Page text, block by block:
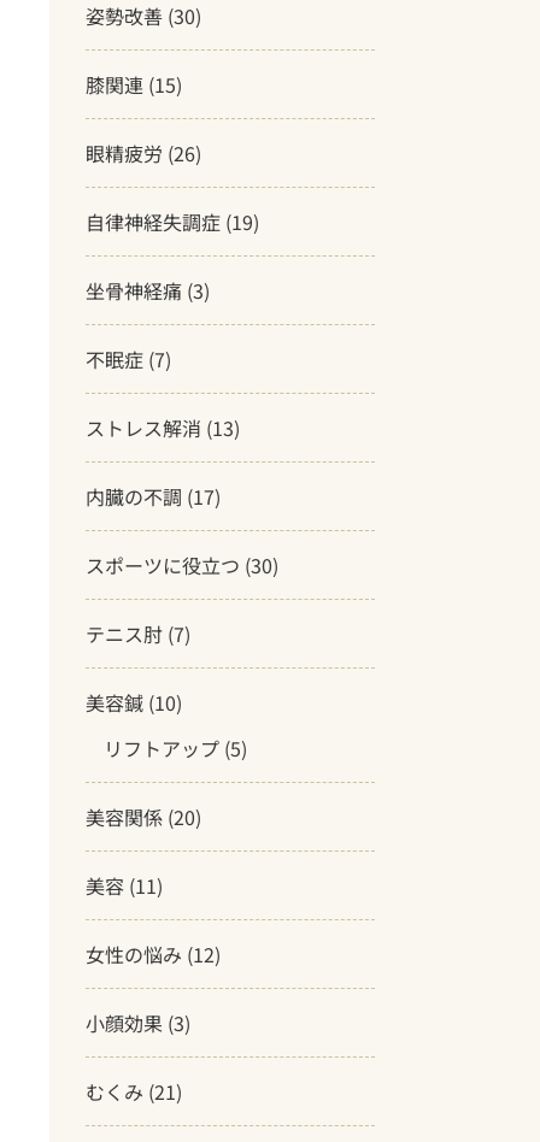
姿勢改善 (30)
膝関連 (15)
眼精疲労 (26)
自律神経失調症 (19)
坐骨神経痛 (3)
不眠症 (7)
ストレス解消 (13)
内臓の不調 (17)
スポーツに役立つ (30)
テニス肘 (7)
美容鍼 (10)
リフトアップ (5)
美容関係 (20)
美容 (11)
女性の悩み (12)
小顔効果 (3)
むくみ (21)